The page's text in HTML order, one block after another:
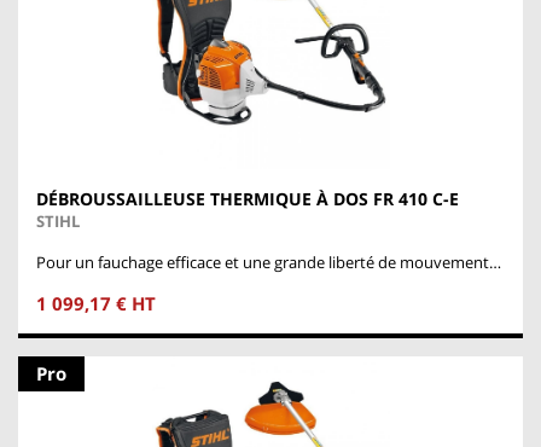
DÉBROUSSAILLEUSE THERMIQUE À DOS FR 410 C-E
STIHL
Pour un fauchage efficace et une grande liberté de mouvement…
1 099,17 € HT
Pro